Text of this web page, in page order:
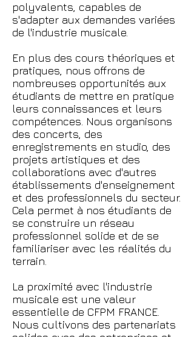
polyvalents, capables de
s'adapter aux demandes variées
de l'industrie musicale.
En plus des cours théoriques et
pratiques, nous offrons de
nombreuses opportunités aux
étudiants de mettre en pratique
leurs connaissances et leurs
compétences. Nous organisons
des concerts, des
enregistrements en studio, des
projets artistiques et des
collaborations avec d'autres
établissements d'enseignement
et des professionnels du secteur.
Cela permet à nos étudiants de
se construire un réseau
professionnel solide et de se
familiariser avec les réalités du
terrain.
La proximité avec l'industrie
musicale est une valeur
essentielle de CFPM FRANCE.
Nous cultivons des partenariats